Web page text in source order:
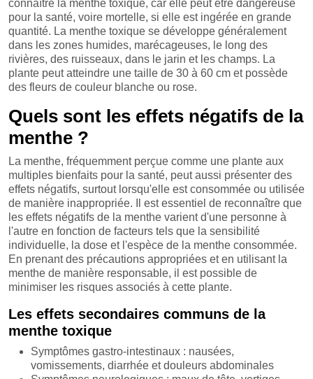
connaître la menthe toxique, car elle peut être dangereuse
pour la santé, voire mortelle, si elle est ingérée en grande
quantité. La menthe toxique se développe généralement
dans les zones humides, marécageuses, le long des
rivières, des ruisseaux, dans le jarin et les champs. La
plante peut atteindre une taille de 30 à 60 cm et possède
des fleurs de couleur blanche ou rose.
Quels sont les effets négatifs de la
menthe ?
La menthe, fréquemment perçue comme une plante aux
multiples bienfaits pour la santé, peut aussi présenter des
effets négatifs, surtout lorsqu'elle est consommée ou utilisée
de manière inappropriée. Il est essentiel de reconnaître que
les effets négatifs de la menthe varient d'une personne à
l'autre en fonction de facteurs tels que la sensibilité
individuelle, la dose et l'espèce de la menthe consommée.
En prenant des précautions appropriées et en utilisant la
menthe de manière responsable, il est possible de
minimiser les risques associés à cette plante.
Les effets secondaires communs de la
menthe toxique
Symptômes gastro-intestinaux : nausées,
vomissements, diarrhée et douleurs abdominales